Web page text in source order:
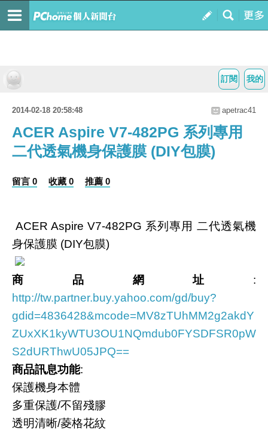
我的
訂閱
2014-02-18 20:58:48 apetrac41
ACER Aspire V7-482PG 系列專用
二代透氣機身保護膜 (DIY包膜)
留言 0 收藏 0 推薦 0
ACER Aspire V7-482PG 系列專用 二代透氣機
身保護膜 (DIY包膜)
商品網址 :
http://tw.partner.buy.yahoo.com/gd/buy?
gdid=4836428&mcode=MV8zTUhMM2g2akdY
ZUxXK1kyWTU3OU1NQmdub0FYSDFSR0pW
S2dURThwU05JPQ==
商品訊息功能:
保護機身本體
多重保護/不留殘膠
透明清晰/菱格花紋